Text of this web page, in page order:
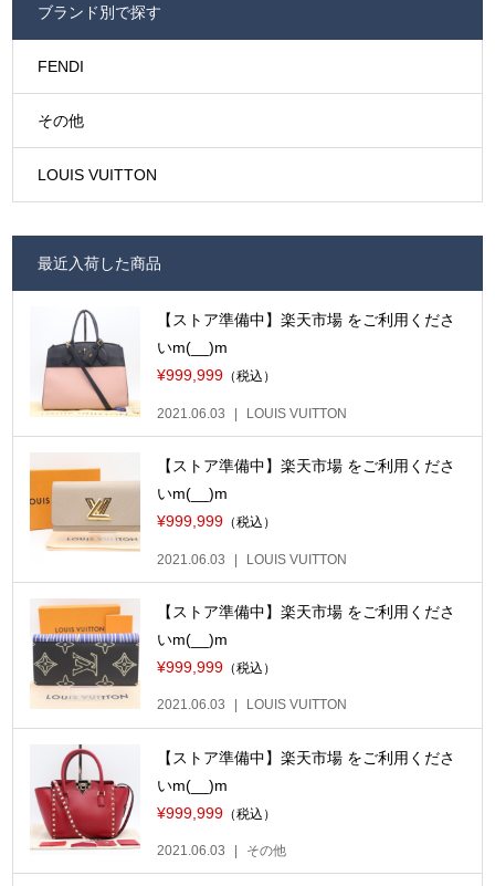
ブランド別で探す
FENDI
その他
LOUIS VUITTON
最近入荷した商品
【ストア準備中】楽天市場 をご利用くださ
いm(__)m
¥999,999 （税込）
2021.06.03 LOUIS VUITTON
【ストア準備中】楽天市場 をご利用くださ
いm(__)m
¥999,999 （税込）
2021.06.03 LOUIS VUITTON
【ストア準備中】楽天市場 をご利用くださ
いm(__)m
¥999,999 （税込）
2021.06.03 LOUIS VUITTON
【ストア準備中】楽天市場 をご利用くださ
いm(__)m
¥999,999 （税込）
2021.06.03 その他